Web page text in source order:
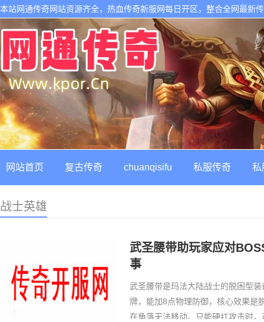
本站网通传奇网站资源齐全，热血传奇新服网每日开区，整合全网最新
网站首页 复古传奇 chuanqisifu 私服传奇 私
战士英雄
武圣腰带助玩家应对
事
武圣腰带是玛法大陆战士的脱困型
牌，能加8点物理防御，核心效果是
在角落无法移动、只能硬扛攻击时